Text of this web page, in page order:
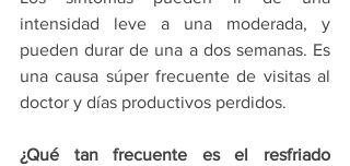
intensidad leve a una moderada, y
pueden durar de una a dos semanas. Es
una causa súper frecuente de visitas al
doctor y días productivos perdidos.
¿Qué tan frecuente es el resfriado